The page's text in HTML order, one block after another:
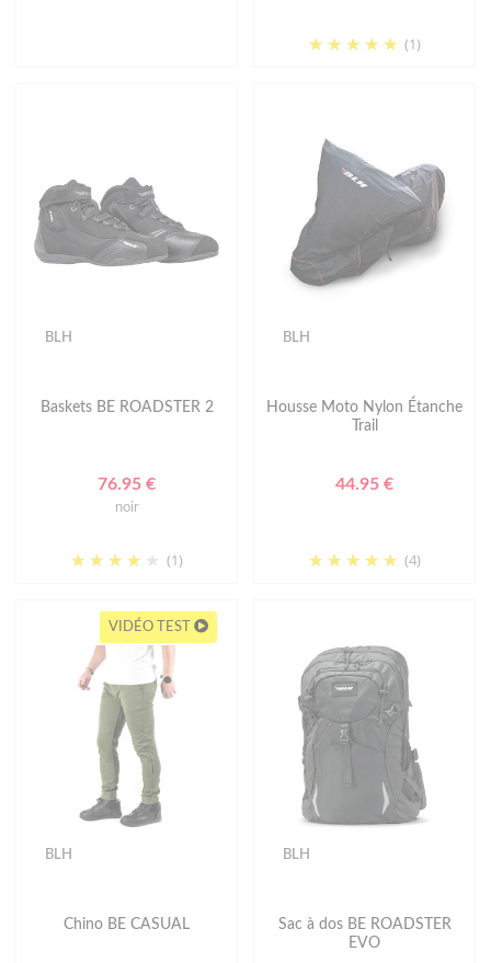
(1)
BLH
Baskets BE ROADSTER 2
76.95 €
noir
(1)
BLH
Housse Moto Nylon Étanche
Trail
44.95 €
(4)
VIDÉO TEST
BLH
Chino BE CASUAL
BLH
Sac à dos BE ROADSTER
EVO